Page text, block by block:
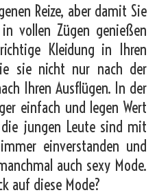
Reize, aber damit Sie
vollen Zügen genießen
Kleidung in Ihren
sie nicht nur nach der
Ihren Ausflügen. In der
einfach und legen Wert
jungen Leute sind mit
einverstanden und
auch sexy Mode.
auf diese Mode?